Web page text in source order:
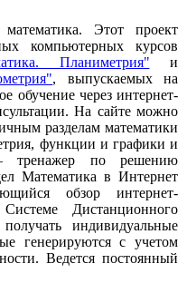
Этот проект
компьютерных курсов
Планиметрия" и
, выпускаемых на
обучение через интернет-
На сайте можно
разделам математики
функции и графики и
тренажер по решению
Математика в Интернет
обзор интернет-
Дистанционного
индивидуальные
генерируются с учетом
Ведется постоянный